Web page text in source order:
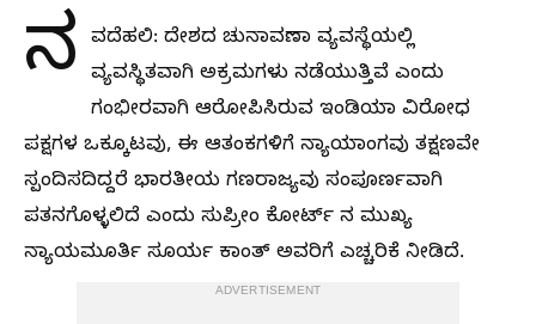
ನ ವದೆಹಲಿ: ದೇಶದ ಚುನಾವಣಾ ವ್ಯವಸ್ಥೆಯಲ್ಲಿ
ವ್ಯವಸ್ಥಿತವಾಗಿ ಅಕ್ರಮಗಳು ನಡೆಯುತ್ತಿವೆ ಎಂದು
ಗಂಭೀರವಾಗಿ ಆರೋಪಿಸಿರುವ ಇಂಡಿಯಾ ವಿರೋಧ
ಪಕ್ಷಗಳ ಒಕ್ಕೂಟವು, ಈ ಆತಂಕಗಳಿಗೆ ನ್ಯಾಯಾಂಗವು ತಕ್ಷಣವೇ
ಸ್ಪಂದಿಸದಿದ್ದರೆ ಭಾರತೀಯ ಗಣರಾಜ್ಯವು ಸಂಪೂರ್ಣವಾಗಿ
ಪತನಗೊಳ್ಳಲಿದೆ ಎಂದು ಸುಪ್ರೀಂ ಕೋರ್ಟ್ ನ ಮುಖ್ಯ
ನ್ಯಾಯಮೂರ್ತಿ ಸೂರ್ಯ ಕಾಂತ್ ಅವರಿಗೆ ಎಚ್ಚರಿಕೆ ನೀಡಿದೆ.
ADVERTISEMENT